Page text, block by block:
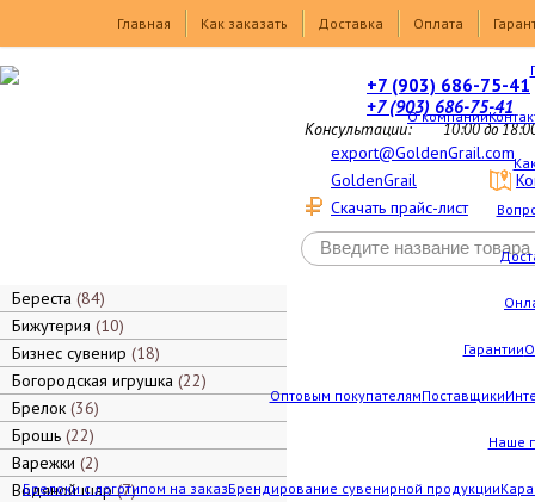
Главная
Как заказать Доставка Оплата
О компании
Гарантии
Оптовым покупателямПоставщики
Наше
Брелоки с логотипом на заказБрендирование сувенирной продукции
+7 (903) 686-75-41
+7 (903) 686-75-41
Консультации: 10:00 до
export@GoldenGrail.com
GoldenGrail
Скачать прайс-лист
Береста 84
Бижутерия 10
Бизнес сувенир 18
Богородская игрушка 22
Брелок 36
Брошь 22
Варежки 2
Водяной шар 7